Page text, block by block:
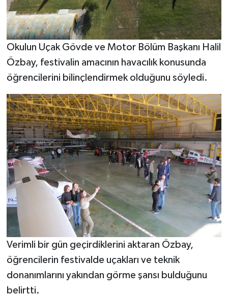
Okulun Uçak Gövde ve Motor Bölüm Başkanı Halil
Özbay, festivalin amacının havacılık konusunda
öğrencilerini bilinçlendirmek olduğunu söyledi.
Verimli bir gün geçirdiklerini aktaran Özbay,
öğrencilerin festivalde uçakları ve teknik
donanımlarını yakından görme şansı bulduğunu
belirtti.